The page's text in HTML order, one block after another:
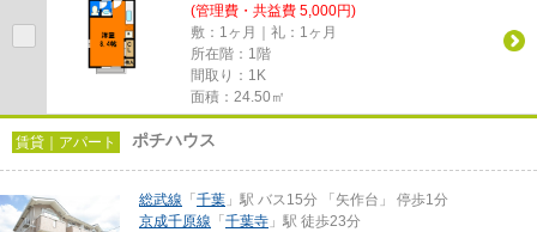
(管理費・共益費 5,000円)
敷：1ヶ月｜礼：1ヶ月
所在階：1階
間取り：1K
面積：24.50㎡
賃貸｜アパート ポチハウス
総武線 「 千葉 」駅 バス15分 「矢作台」 停歩1分
京成千原線 「 千葉寺 」駅 徒歩23分